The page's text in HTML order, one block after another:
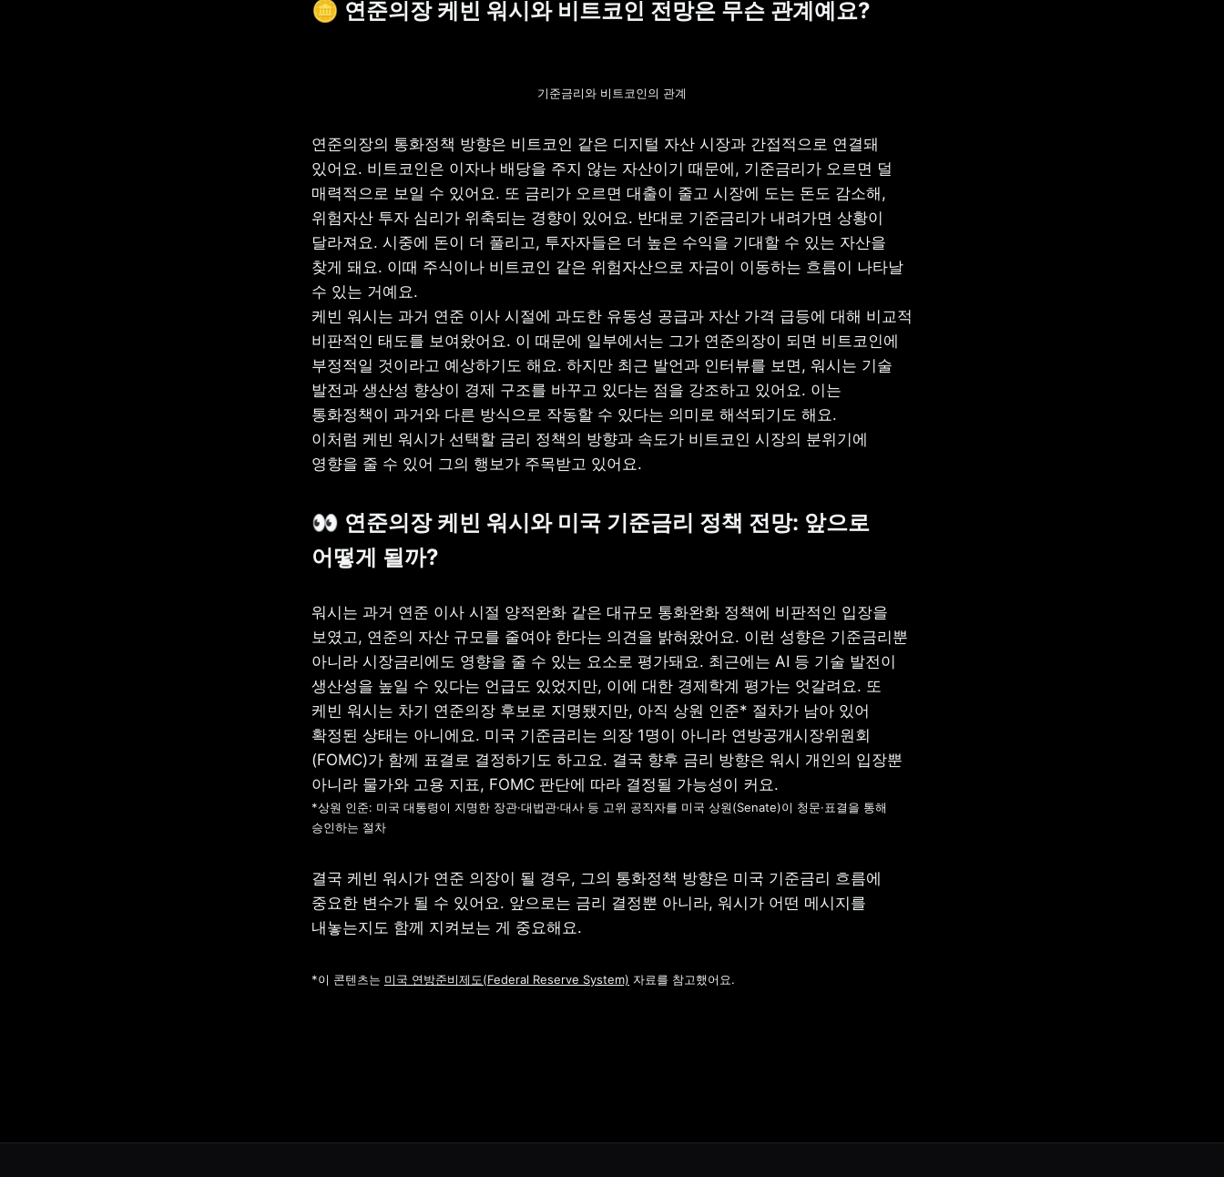
🪙 연준의장 케빈 워시와 비트코인 전망은 무슨 관계예요?
기준금리와 비트코인의 관계
연준의장의 통화정책 방향은 비트코인 같은 디지털 자산 시장과 간접적으로 연결돼
있어요. 비트코인은 이자나 배당을 주지 않는 자산이기 때문에, 기준금리가 오르면 덜
매력적으로 보일 수 있어요. 또 금리가 오르면 대출이 줄고 시장에 도는 돈도 감소해,
위험자산 투자 심리가 위축되는 경향이 있어요. 반대로 기준금리가 내려가면 상황이
달라져요. 시중에 돈이 더 풀리고, 투자자들은 더 높은 수익을 기대할 수 있는 자산을
찾게 돼요. 이때 주식이나 비트코인 같은 위험자산으로 자금이 이동하는 흐름이 나타날
수 있는 거예요.
케빈 워시는 과거 연준 이사 시절에 과도한 유동성 공급과 자산 가격 급등에 대해 비교적
비판적인 태도를 보여왔어요. 이 때문에 일부에서는 그가 연준의장이 되면 비트코인에
부정적일 것이라고 예상하기도 해요. 하지만 최근 발언과 인터뷰를 보면, 워시는 기술
발전과 생산성 향상이 경제 구조를 바꾸고 있다는 점을 강조하고 있어요. 이는
통화정책이 과거와 다른 방식으로 작동할 수 있다는 의미로 해석되기도 해요.
이처럼 케빈 워시가 선택할 금리 정책의 방향과 속도가 비트코인 시장의 분위기에
영향을 줄 수 있어 그의 행보가 주목받고 있어요.
👀 연준의장 케빈 워시와 미국 기준금리 정책 전망: 앞으로
어떻게 될까?
워시는 과거 연준 이사 시절 양적완화 같은 대규모 통화완화 정책에 비판적인 입장을
보였고, 연준의 자산 규모를 줄여야 한다는 의견을 밝혀왔어요. 이런 성향은 기준금리뿐
아니라 시장금리에도 영향을 줄 수 있는 요소로 평가돼요. 최근에는 AI 등 기술 발전이
생산성을 높일 수 있다는 언급도 있었지만, 이에 대한 경제학계 평가는 엇갈려요. 또
케빈 워시는 차기 연준의장 후보로 지명됐지만, 아직 상원 인준* 절차가 남아 있어
확정된 상태는 아니에요. 미국 기준금리는 의장 1명이 아니라 연방공개시장위원회
(FOMC)가 함께 표결로 결정하기도 하고요. 결국 향후 금리 방향은 워시 개인의 입장뿐
*상원 인준: 미국 대통령이 지명한 장관·대법관·대사 등 고위 공직자를 미국 상원(Senate)이 청문·표결을 통해
승인하는 절차
결국 케빈 워시가 연준 의장이 될 경우, 그의 통화정책 방향은 미국 기준금리 흐름에
중요한 변수가 될 수 있어요. 앞으로는 금리 결정뿐 아니라, 워시가 어떤 메시지를
내놓는지도 함께 지켜보는 게 중요해요.
*이 콘텐츠는 미국 연방준비제도(Federal Reserve System) 자료를 참고했어요.